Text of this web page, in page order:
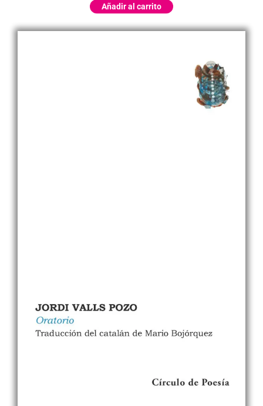
Añadir al carrito